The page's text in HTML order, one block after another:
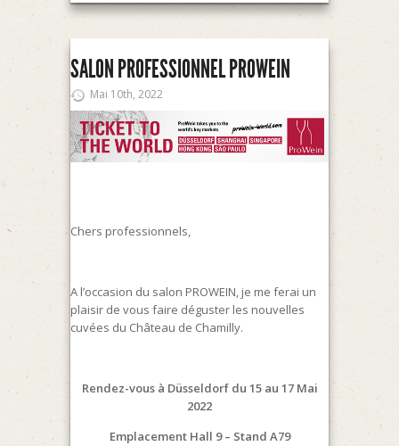
SALON PROFESSIONNEL PROWEIN
Mai 10th, 2022
Chers professionnels,
A l’occasion du salon PROWEIN, je me ferai un
plaisir de vous faire déguster les nouvelles
cuvées du Château de Chamilly.
Rendez-vous à Düsseldorf du 15 au 17 Mai
2022
Emplacement Hall 9 – Stand A79